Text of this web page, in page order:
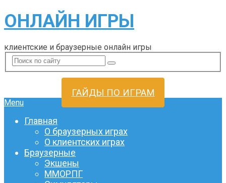
ОНЛАЙН ИГРЫ
клиентские и браузерные онлайн игры
ГАЙДЫ ПО ИГРАМ
Menu
Главная
О браузерных играх
О клиентских играх
Браузерные
Экшены
ММОРПГ